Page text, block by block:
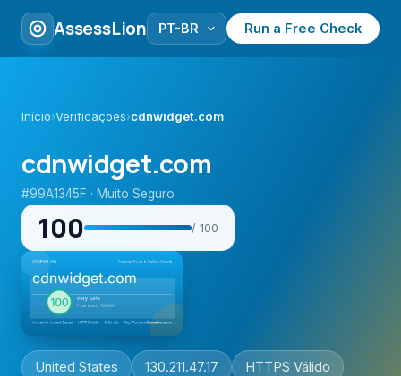
AssessLion Run a Free Check
Início›Verificações›cdnwidget.com
cdnwidget.com
#99A1345F · Muito Seguro
100 / 100
United States 130.211.47.17 HTTPS Válido